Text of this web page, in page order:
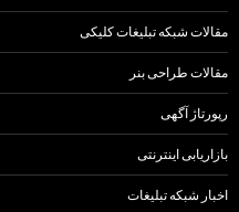
مقالات شبکه تبلیغات کلیکی
مقالات طراحی بنر
رپورتاژ آگهی
بازاریابی اینترنتی
اخبار شبکه تبلیغات